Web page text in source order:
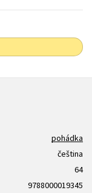
pohádka
čeština
64
9788000019345